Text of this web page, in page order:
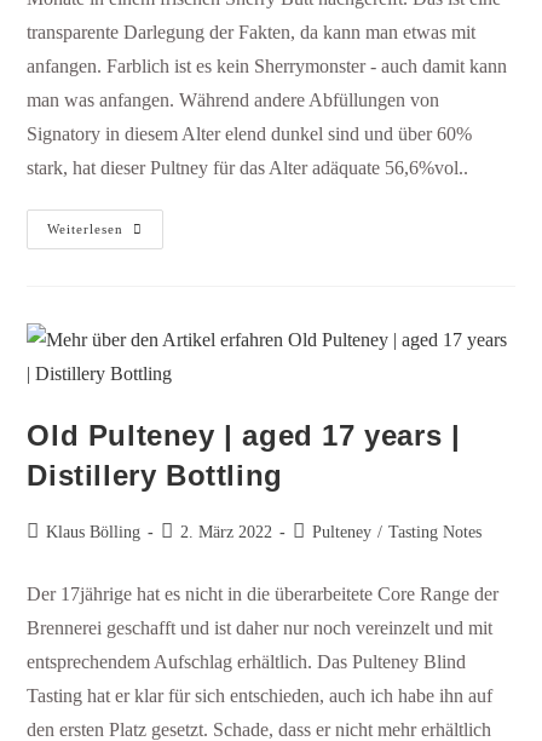
transparente Darlegung der Fakten, da kann man etwas mit
anfangen. Farblich ist es kein Sherrymonster - auch damit kann
man was anfangen. Während andere Abfüllungen von
Signatory in diesem Alter elend dunkel sind und über 60%
stark, hat dieser Pultney für das Alter adäquate 56,6%vol..
Weiterlesen
Old Pulteney | aged 17 years |
Distillery Bottling
Klaus Bölling 2. März 2022 Pulteney / Tasting Notes
Der 17jährige hat es nicht in die überarbeitete Core Range der
Brennerei geschafft und ist daher nur noch vereinzelt und mit
entsprechendem Aufschlag erhältlich. Das Pulteney Blind
Tasting hat er klar für sich entschieden, auch ich habe ihn auf
den ersten Platz gesetzt. Schade, dass er nicht mehr erhältlich